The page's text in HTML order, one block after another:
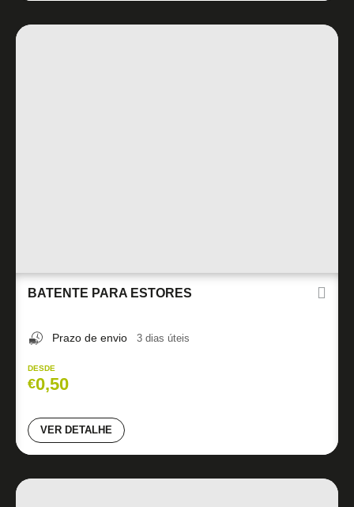
BATENTE PARA ESTORES
Prazo de envio 3 dias úteis
DESDE
€0,50
VER DETALHE